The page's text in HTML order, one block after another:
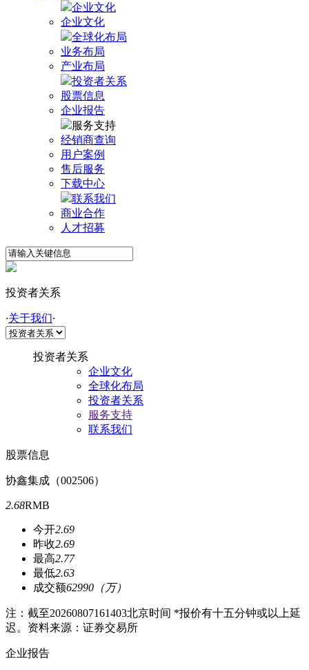
企业文化
企业文化
全球化布局
业务布局
产业布局
投资者关系
股票信息
企业报告
服务支持
经销商查询
用户案例
售后服务
下载中心
联系我们
商业合作
人才招募
投资者关系
·关于我们·
投资者关系
企业文化
全球化布局
投资者关系
服务支持
联系我们
股票信息
协鑫集成（002506）
2.68RMB
今开2.69
昨收2.69
最高2.77
最低2.63
成交额62990（万）
注：截至20260807161403北京时间 *报价有十五分钟或以上延
迟。资料来源：证券交易所
企业报告